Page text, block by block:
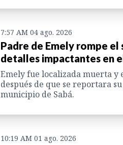
7:57 AM 04 ago. 2026
Padre de Emely rompe
detalles impactantes en
Emely fue localizada muerta y
después de que se reportara
municipio de Sabá.
10:19 AM 01 ago. 2026